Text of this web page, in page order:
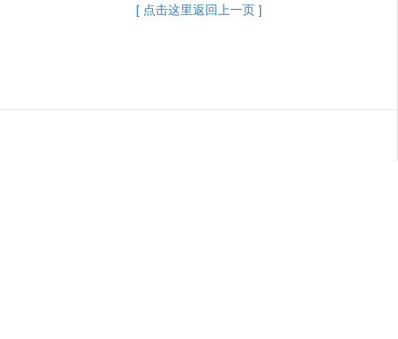
[ 点击这里返回上一页 ]